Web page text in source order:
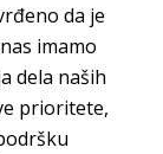
da je
imamo
dela naših
prioritete,